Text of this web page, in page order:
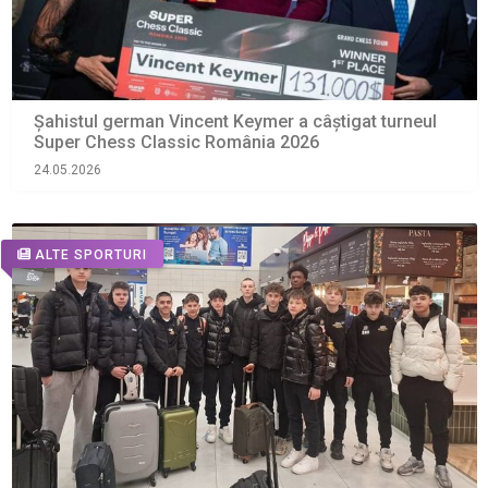
Șahistul german Vincent Keymer a câștigat turneul
Super Chess Classic România 2026
24.05.2026
ALTE SPORTURI